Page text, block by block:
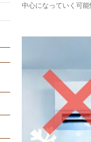
中心になっていく可能